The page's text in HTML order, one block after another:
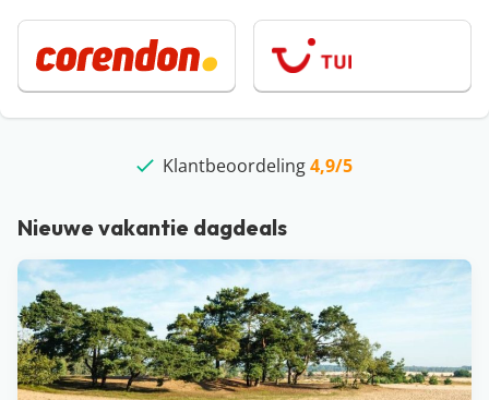
beste deals
10 jaar
Klantbeoordeling4,9/5
Nieuwe vakantie dagdeals